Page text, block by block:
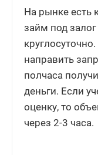
На рынке есть
займ под
направить
полчаса
деньги. Если
оценку, то
через 2-3 часа.